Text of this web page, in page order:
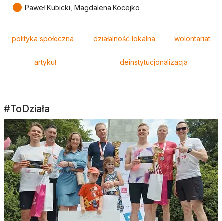
● Paweł Kubicki, Magdalena Kocejko
polityka społeczna działalność lokalna wolontariat
artykuł deinstytucjonalizacja
#ToDziała